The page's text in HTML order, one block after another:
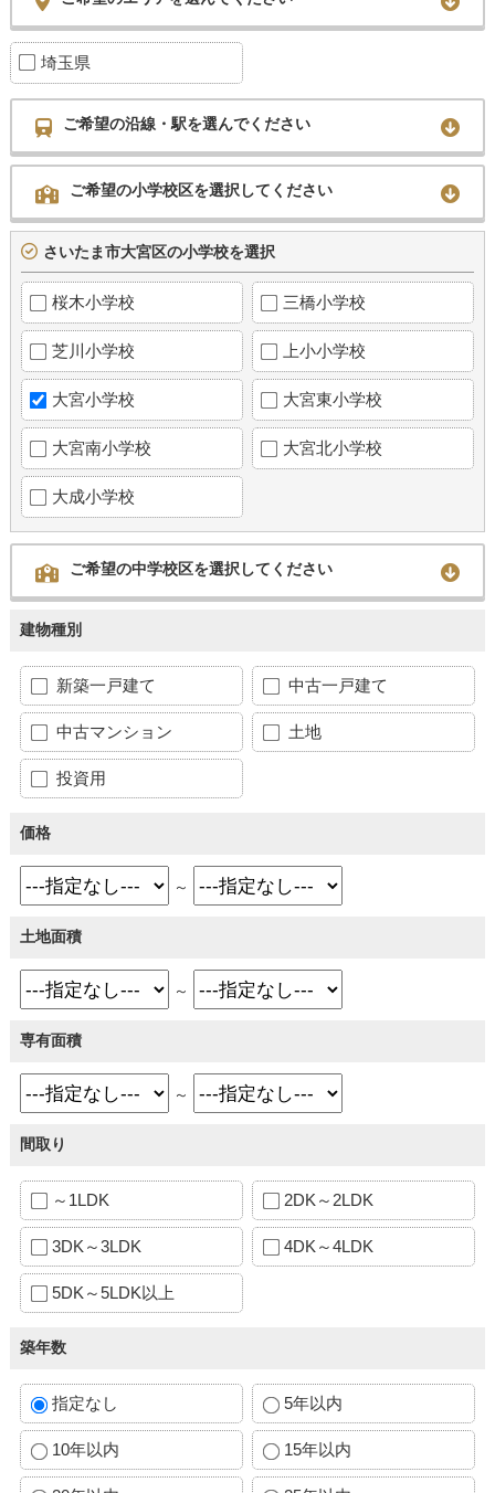
埼玉県
ご希望の沿線・駅を選んでください
ご希望の小学校区を選択してください
さいたま市大宮区の小学校を選択
桜木小学校 三橋小学校
芝川小学校 上小小学校
大宮小学校 大宮東小学校
大宮南小学校 大宮北小学校
大成小学校
ご希望の中学校区を選択してください
建物種別
新築一戸建て 中古一戸建て
中古マンション 土地
投資用
価格
～
土地面積
～
専有面積
～
間取り
～1LDK 2DK～2LDK
3DK～3LDK 4DK～4LDK
5DK～5LDK以上
築年数
指定なし 5年以内
10年以内 15年以内